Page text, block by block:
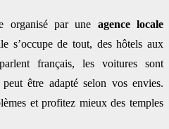
organisé par une agence locale
s’occupe de tout, des hôtels aux
français, les voitures sont
être adapté selon vos envies.
et profitez mieux des temples